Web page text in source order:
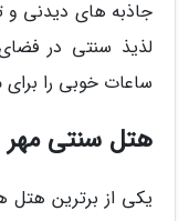
جاذبه های دیدنی
لذیذ سنتی در
ساعات خوبی را برای
هتل سنتی مهر